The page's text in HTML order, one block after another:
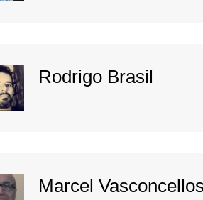
Rodrigo Brasil
Marcel Vasconcellos